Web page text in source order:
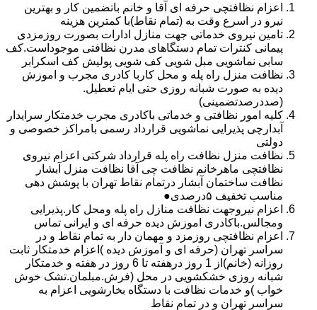
اعزام نظافتچی حرفه ای آقا و خانم باتضمین کار و بهترین
نیرو در اسرع وقت به (تمام نقاط)با کمترین هزینه
تامین نیروی خدماتی جهت منازل ادارات بصورت روزمزدی
پیمانی کنترات تمام دستگاهای مدرن نظافتی موجوداست.کف
سابی نماشویی مبل شویی کف شویی پولیش کف اسکرابر
نظافت منزل راه پله و محل کاربا کادری مجرب و اموزش
دیده به صورت شبانه روزی حتی ایام تعطیل.
(صددرصدتضمینی)
کلیه امور نظافتی و خدماتی باکادری مجرب خدمتکار سرایدار
آبدارچی پذیرایی نماشویی قرارداد رسمی بامراکز خصوصی و
دولتی
نظافت منزل نظافت راه پله قرارداد شرکتی اعزام نیروی
نظافتچی ماهرخانم نظافت چی آقا نظافت منزل آبشار
نظافت ساختمان آبشار درتمام نقاط تهران با پوشش دهی
مناسب تخفیف ۵درصدی●
اعزام نیروجهت نظافت منازل راه پله ومحل کار.پذیرایی
ومجالس.باکادری اموزش دیده حرفه ای و ایرانی تماس
اعزام نظافتچی روزمزد و مهمان دار به تمام نقاط و در
سراسر تهران (حرفه ای و آموزش دیده )اعزام خدمتکار ثابت
روزانه (خانم)از 1 روز درهفته تا 6 روز در هفته و خدمتکار
شبانه روزی خشکشویی در محل (فرش.مبلمان.تشک خوش
خواب )و خدمات نظافت با دستگاه بخارشویی اعزام به
سراسر تهران و در تمام نقاط